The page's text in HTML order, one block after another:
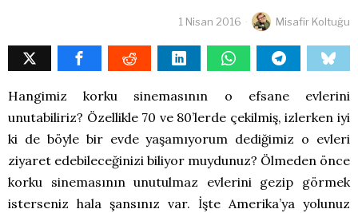
1 Nisan 2016 Misafir Koltuğu
Hangimiz korku sinemasının o efsane evlerini
unutabiliriz? Özellikle 70 ve 80’lerde çekilmiş, izlerken iyi
ki de böyle bir evde yaşamıyorum dediğimiz o evleri
ziyaret edebileceğinizi biliyor muydunuz? Ölmeden önce
korku sinemasının unutulmaz evlerini gezip görmek
isterseniz hala şansınız var. İşte Amerika’ya yolunuz